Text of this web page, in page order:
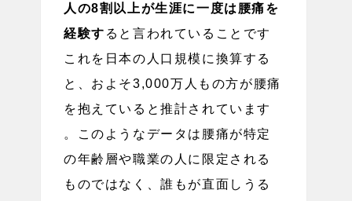
人の8割以上が生涯に一度は腰痛を
経験す ると言われていることです
これを日本の人口規模に換算する
と、およそ3,000万人もの方が腰痛
を抱えていると推計されています
。このようなデータは腰痛が特定
の年齢層や職業の人に限定される
ものではなく、誰もが直面しうる